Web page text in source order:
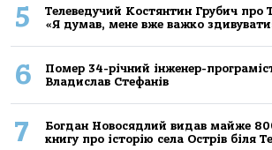
5
Телеведучий Костянтин Грубич про
«Я думав, мене вже важко
6
Помер 34-річний інженер-
Владислав Стефанів
7
Богдан Новосядлий видав майже
книгу про історію села Острів біля